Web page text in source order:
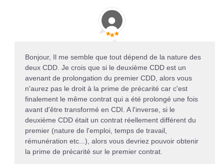
Bonjour, Il me semble que tout dépend de la nature des
deux CDD. Je crois que si le deuxième CDD est un
avenant de prolongation du premier CDD, alors vous
n'aurez pas le droit à la prime de précarité car c'est
finalement le même contrat qui a été prolongé une fois
avant d'être transformé en CDI. A l'inverse, si le
deuxième CDD était un contrat réellement différent du
premier (nature de l'emploi, temps de travail,
rémunération etc...), alors vous devriez pouvoir obtenir
la prime de précarité sur le premier contrat.